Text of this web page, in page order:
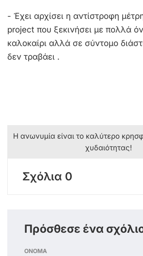
- Έχει αρχίσει η αντίστροφη
project που ξεκινήσει με πολλά
καλοκαίρι αλλά σε σύντομο
δεν τραβάει .
Η ανωνυμία είναι το καλύτερο
χυδαιότητας!
Σχόλια 0
Πρόσθεσε ένα
ΟΝΟΜΑ